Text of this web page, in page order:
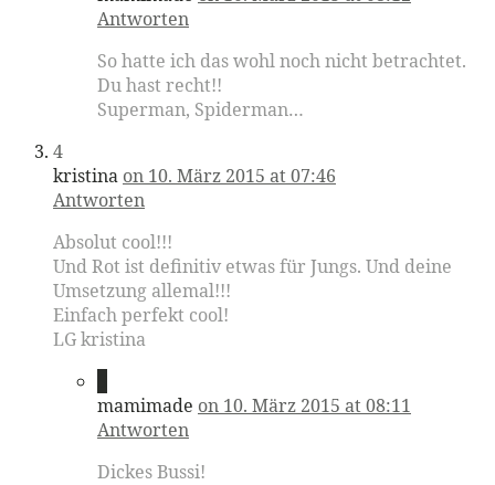
Antworten
So hatte ich das wohl noch nicht betrachtet.
Du hast recht!!
Superman, Spiderman…
4
kristina on 10. März 2015 at 07:46
Antworten
Absolut cool!!!
Und Rot ist definitiv etwas für Jungs. Und deine
Umsetzung allemal!!!
Einfach perfekt cool!
LG kristina
mamimade on 10. März 2015 at 08:11
Antworten
Dickes Bussi!